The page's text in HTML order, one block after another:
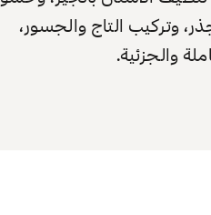
وتركيب التاج والجسور،
والجزئية.